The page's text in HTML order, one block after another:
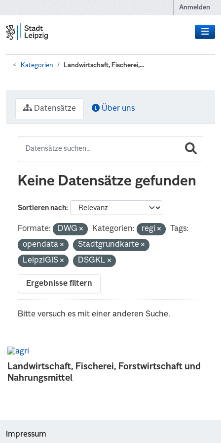
Anmelden
Kategorien Landwirtschaft, Fischerei,...
Landwirtschaft, Fischerei, Forstwirtschaft und
Nahrungsmittel
Datensätze Über uns
Keine Datensätze gefunden
Sortieren nach
Formate: DWG Kategorien: regi
Tags:
opendata
Stadtgrundkarte
LeipziGIS
DSGKL
Ergebnisse filtern
Bitte versuch es mit einer anderen Suche.
Impressum